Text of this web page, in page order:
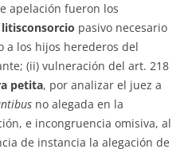
apelación fueron los
litisconsorcio pasivo necesario
a los hijos herederos del
(ii) vulneración del art. 218
petita, por analizar el juez a
no alegada en la
e incongruencia omisiva, al
de instancia la alegación de